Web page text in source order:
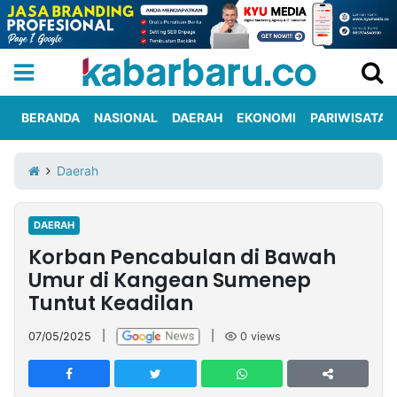
Iklan
Berita
Kami
Nasional
International
Olahraga
Entertainment
Daerah
Pariwisata
Kuliner
Kolom
Network
PT
TREETAN
BERANDA NASIONAL DAERAH EKONOMI PARIWISATA
Daerah
DAERAH
Korban Pencabulan di Bawah
Umur di Kangean Sumenep
Tuntut Keadilan
07/05/2025 0 views